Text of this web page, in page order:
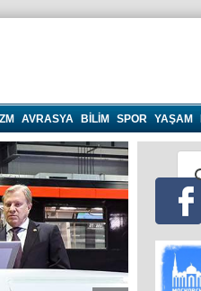
AVRASYA BILIM SPOR YAŞAM